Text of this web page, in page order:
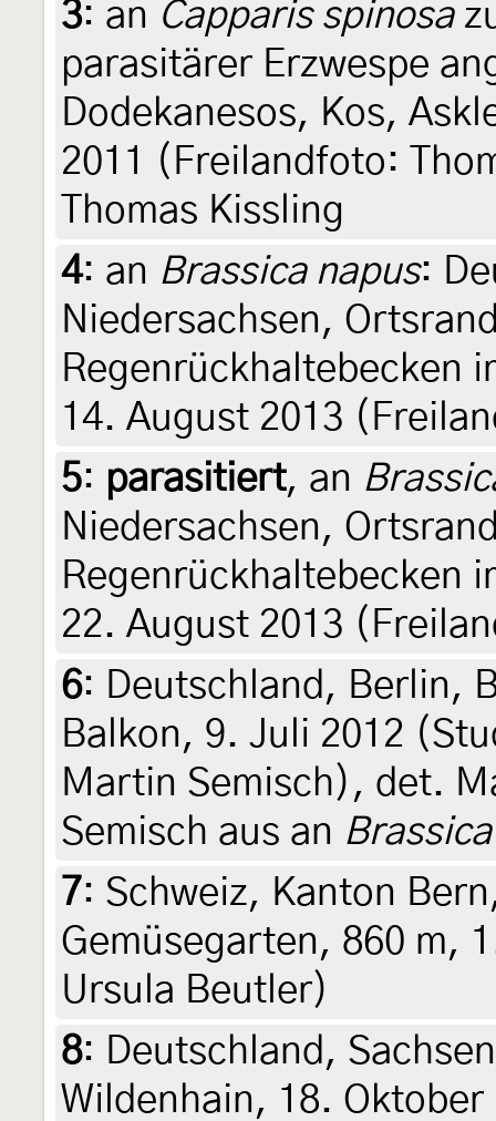
3: an Capparis spinosa
parasitärer Erzwespe
Dodekanesos, Kos,
2011 (Freilandfoto:
Thomas Kissling
4: an Brassica napus:
Niedersachsen,
Regenrückhaltebecken
14. August 2013
5: parasitiert, an
Niedersachsen,
Regenrückhaltebecken
22. August 2013
6: Deutschland, Berlin,
Balkon, 9. Juli 2012
Martin Semisch), det.
Semisch aus an
7: Schweiz, Kanton
Gemüsegarten, 860 m,
Ursula Beutler)
8: Deutschland,
Wildenhain, 18.